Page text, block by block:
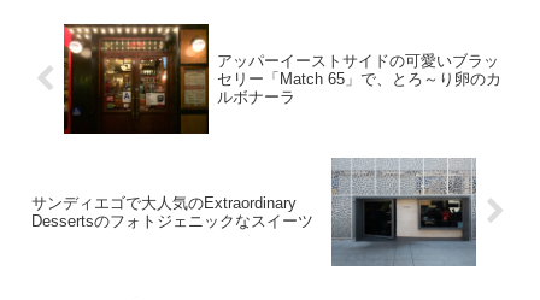
アッパーイーストサイドの可愛いブラッ
セリー「Match 65」で、とろ～り卵のカ
ルボナーラ
サンディエゴで大人気のExtraordinary
Dessertsのフォトジェニックなスイーツ